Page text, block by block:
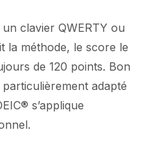
clavier QWERTY ou
la méthode, le score le
de 120 points. Bon
adapté
s’applique